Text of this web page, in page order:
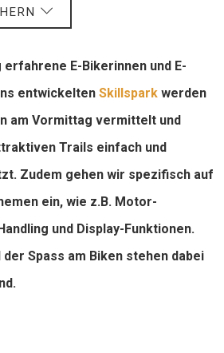
E-Bikerinnen und E-
entwickeltenSkillspark werden
am Vormittag vermittelt und
Trails einfach und
Zudem gehen wir spezifisch auf
ein, wie z.B. Motor-
und Display-Funktionen.
Spass am Biken stehen dabei